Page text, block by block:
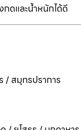
ดและน้ำหนักได้ดี
สมุทรปราการ